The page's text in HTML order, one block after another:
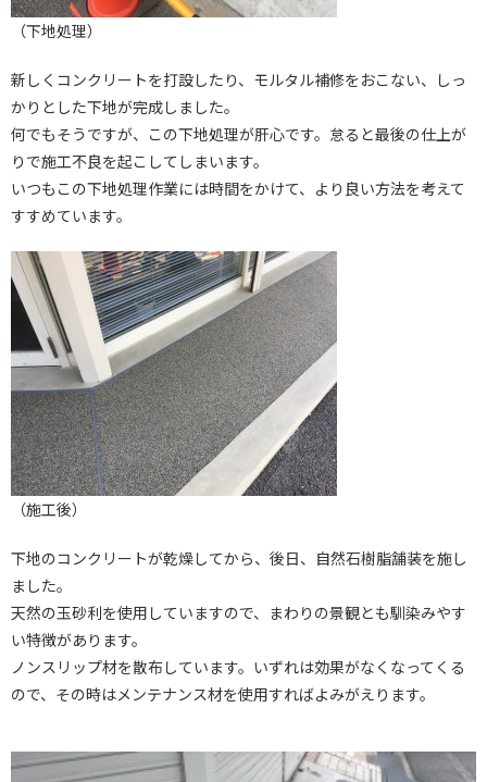
（下地処理）
新しくコンクリートを打設したり、モルタル補修をおこない、しっ
かりとした下地が完成しました。
何でもそうですが、この下地処理が肝心です。怠ると最後の仕上が
りで施工不良を起こしてしまいます。
いつもこの下地処理作業には時間をかけて、より良い方法を考えて
すすめています。
（施工後）
下地のコンクリートが乾燥してから、後日、自然石樹脂舗装を施し
ました。
天然の玉砂利を使用していますので、まわりの景観とも馴染みやす
い特徴があります。
ノンスリップ材を散布しています。いずれは効果がなくなってくる
ので、その時はメンテナンス材を使用すればよみがえります。